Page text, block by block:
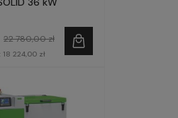
22 780,00 zł
18 224,00 zł